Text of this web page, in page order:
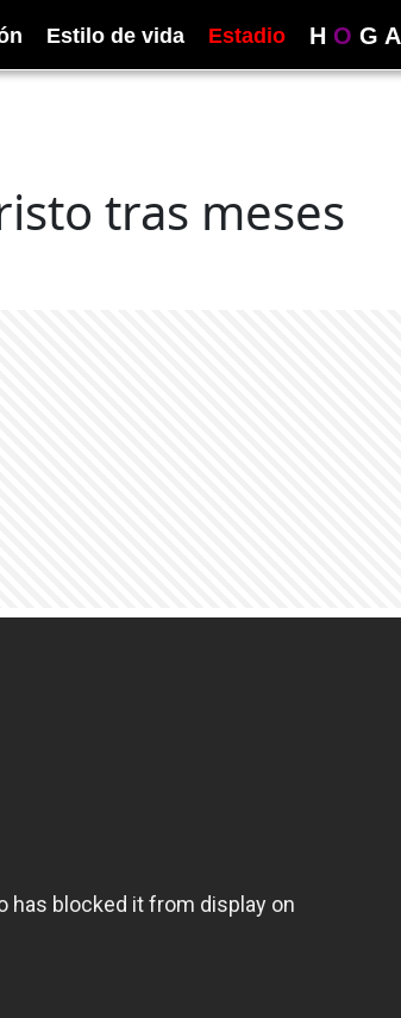
Estilo de vida Estadio H O G A
tras meses